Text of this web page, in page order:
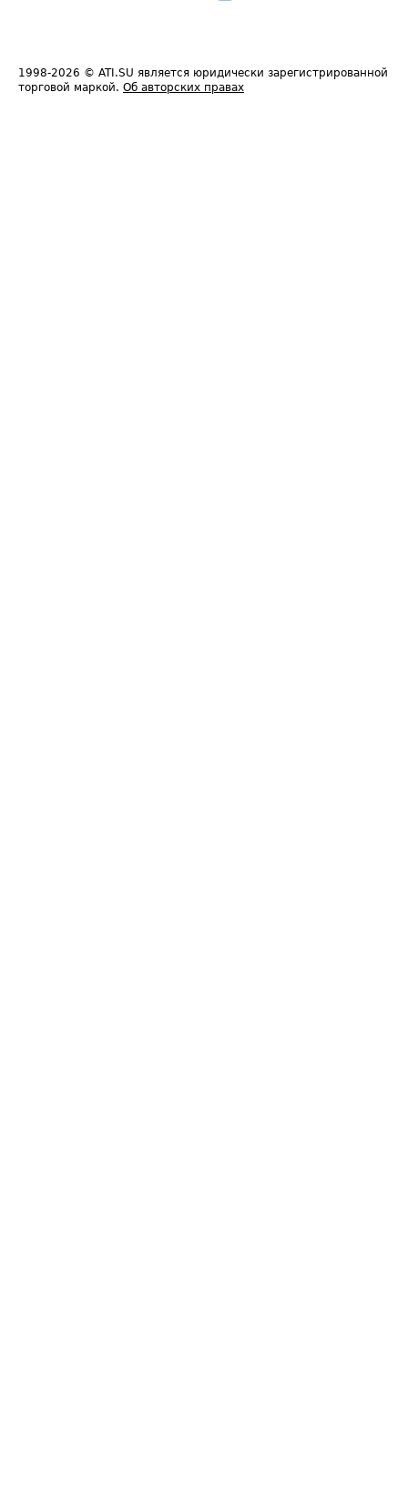
1998-2026 © ATI.SU является юридически зарегистрированной
торговой маркой. Об авторских правах